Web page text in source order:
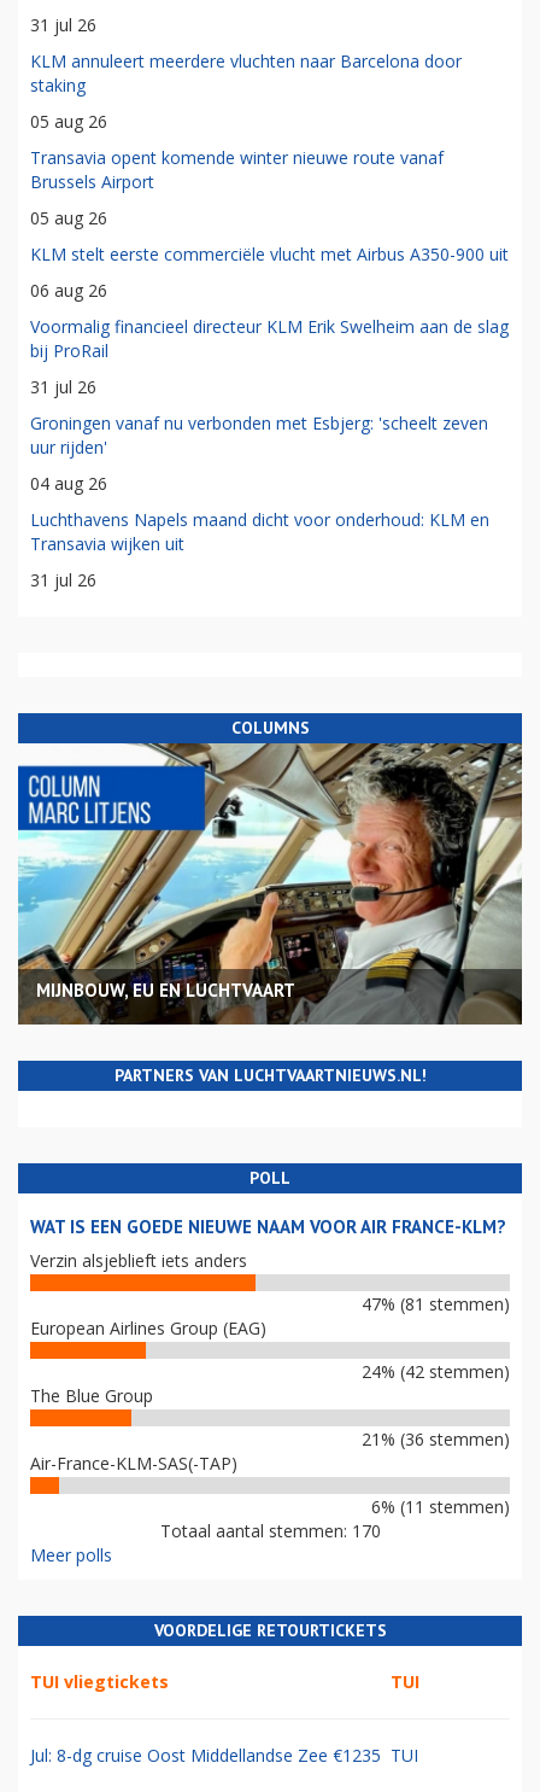
31 jul 26
KLM annuleert meerdere vluchten naar Barcelona door
staking
05 aug 26
Transavia opent komende winter nieuwe route vanaf
Brussels Airport
05 aug 26
KLM stelt eerste commerciële vlucht met Airbus A350-900 uit
06 aug 26
Voormalig financieel directeur KLM Erik Swelheim aan de slag
bij ProRail
31 jul 26
Groningen vanaf nu verbonden met Esbjerg: 'scheelt zeven
uur rijden'
04 aug 26
Luchthavens Napels maand dicht voor onderhoud: KLM en
Transavia wijken uit
31 jul 26
COLUMNS
MIJNBOUW, EU EN LUCHTVAART
PARTNERS VAN LUCHTVAARTNIEUWS.NL!
POLL
WAT IS EEN GOEDE NIEUWE NAAM VOOR AIR FRANCE-KLM?
Verzin alsjeblieft iets anders
47% (81 stemmen)
European Airlines Group (EAG)
24% (42 stemmen)
The Blue Group
21% (36 stemmen)
Air-France-KLM-SAS(-TAP)
6% (11 stemmen)
Totaal aantal stemmen: 170
Meer polls
VOORDELIGE RETOURTICKETS
TUI vliegtickets TUI
Jul: 8-dg cruise Oost Middellandse Zee €1235 TUI